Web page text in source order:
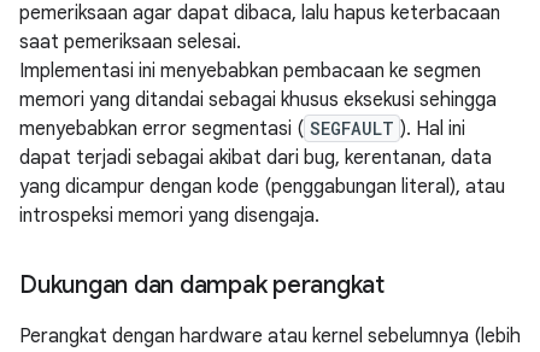
pemeriksaan agar dapat dibaca, lalu hapus keterbacaan
saat pemeriksaan selesai.
Implementasi ini menyebabkan pembacaan ke segmen
memori yang ditandai sebagai khusus eksekusi sehingga
menyebabkan error segmentasi ( SEGFAULT ). Hal ini
dapat terjadi sebagai akibat dari bug, kerentanan, data
yang dicampur dengan kode (penggabungan literal), atau
introspeksi memori yang disengaja.
Dukungan dan dampak perangkat
Perangkat dengan hardware atau kernel sebelumnya (lebih